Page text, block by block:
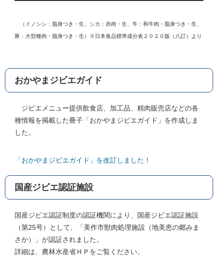
（イノシシ：脂身つき・生、シカ：赤肉・生、牛：和牛肉・脂身つき・生、
豚：大型種肉・脂身つき・生）※日本食品標準成分表２０２０版（八訂）より ​
おかやまジビエガイド
ジビエメニュー提供飲食店、加工品、精肉販売店などの各
種情報を掲載した冊子「おかやまジビエガイド」を作成しま
した。
「おかやまジビエガイド」を改訂しました！
国産ジビエ認証施設
国産ジビエ認証制度の認証機関により、国産ジビエ認証施設
（第25号）として、「美作市獣肉処理施設（地美恵の郷みま
さか）」が認証されました。
詳細は、農林水産省ＨＰをご覧ください。